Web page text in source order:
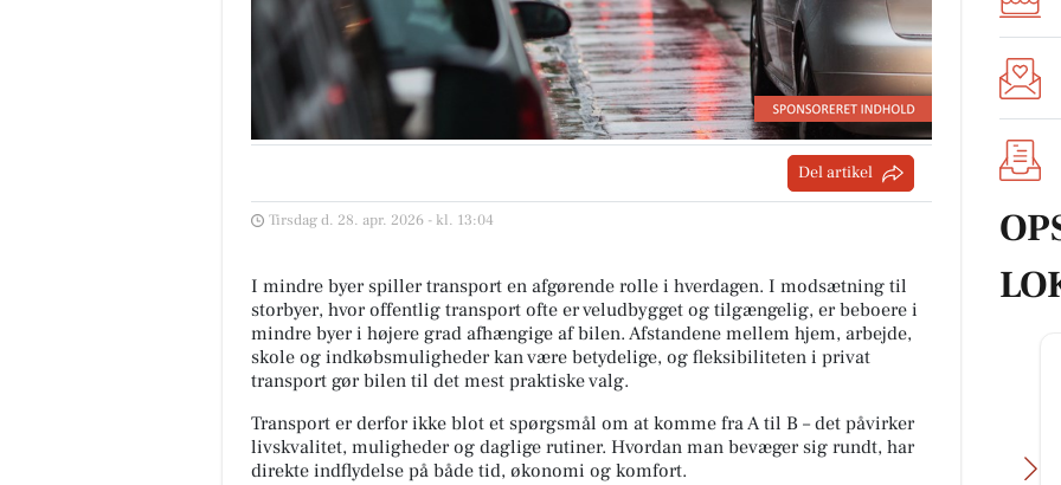
Del artikel
Tirsdag d. 28. apr. 2026 - kl. 13:04
I mindre byer spiller transport en afgørende rolle i hverdagen. I modsætning til
storbyer, hvor offentlig transport ofte er veludbygget og tilgængelig, er beboere i
mindre byer i højere grad afhængige af bilen. Afstandene mellem hjem, arbejde,
skole og indkøbsmuligheder kan være betydelige, og fleksibiliteten i privat
transport gør bilen til det mest praktiske valg.
Transport er derfor ikke blot et spørgsmål om at komme fra A til B – det påvirker
livskvalitet, muligheder og daglige rutiner. Hvordan man bevæger sig rundt, har
direkte indflydelse på både tid, økonomi og komfort.